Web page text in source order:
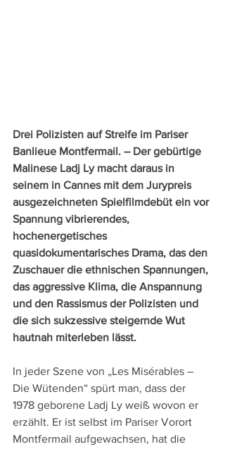
Drei Polizisten auf Streife im Pariser
Banlieue Montfermail. – Der gebürtige
Malinese Ladj Ly macht daraus in
seinem in Cannes mit dem Jurypreis
ausgezeichneten Spielfilmdebüt ein vor
Spannung vibrierendes,
hochenergetisches
quasidokumentarisches Drama, das den
Zuschauer die ethnischen Spannungen,
das aggressive Klima, die Anspannung
und den Rassismus der Polizisten und
die sich sukzessive steigernde Wut
hautnah miterleben lässt.
In jeder Szene von „Les Misérables –
Die Wütenden“ spürt man, dass der
1978 geborene Ladj Ly weiß wovon er
erzählt. Er ist selbst im Pariser Vorort
Montfermail aufgewachsen, hat die